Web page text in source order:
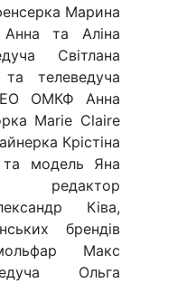
Марина
Анна та Аліна
Світлана
телеведуча
ОМКФ Анна
Marie Claire
Крістіна
та модель Яна
редактор
Ківа,
брендів
Макс
Ольга